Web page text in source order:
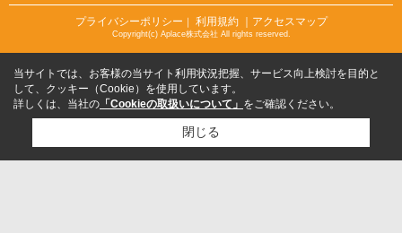
プライバシーポリシー ｜ 利用規約 ｜アクセスマップ
Copyright(c) Aplace株式会社 All rights reserved.
当サイトでは、お客様の当サイト利用状況把握、サービス向上検討を目的と
して、クッキー（Cookie）を使用しています。
詳しくは、当社の 「Cookieの取扱いについて」 をご確認ください。
閉じる